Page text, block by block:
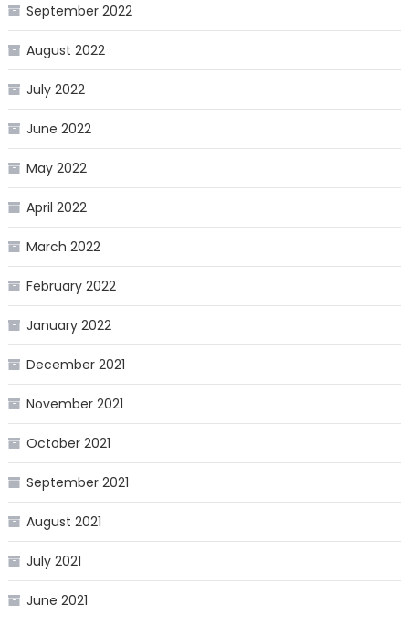
September 2022
August 2022
July 2022
June 2022
May 2022
April 2022
March 2022
February 2022
January 2022
December 2021
November 2021
October 2021
September 2021
August 2021
July 2021
June 2021